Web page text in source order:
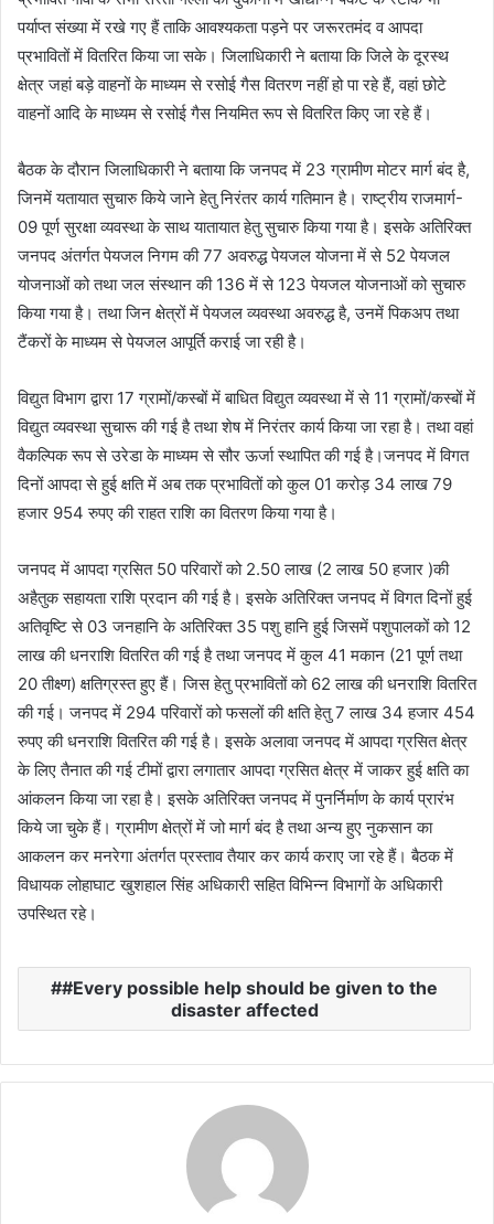
पर्याप्त संख्या में रखे गए हैं ताकि आवश्यकता पड़ने पर जरूरतमंद व आपदा
प्रभावितों में वितरित किया जा सके। जिलाधिकारी ने बताया कि जिले के दूरस्थ
क्षेत्र जहां बड़े वाहनों के माध्यम से रसोई गैस वितरण नहीं हो पा रहे हैं, वहां छोटे
वाहनों आदि के माध्यम से रसोई गैस नियमित रूप से वितरित किए जा रहे हैं।
बैठक के दौरान जिलाधिकारी ने बताया कि जनपद में 23 ग्रामीण मोटर मार्ग बंद है,
जिनमें यतायात सुचारु किये जाने हेतु निरंतर कार्य गतिमान है। राष्ट्रीय राजमार्ग-
09 पूर्ण सुरक्षा व्यवस्था के साथ यातायात हेतु सुचारु किया गया है। इसके अतिरिक्त
जनपद अंतर्गत पेयजल निगम की 77 अवरुद्ध पेयजल योजना में से 52 पेयजल
योजनाओं को तथा जल संस्थान की 136 में से 123 पेयजल योजनाओं को सुचारु
किया गया है। तथा जिन क्षेत्रों में पेयजल व्यवस्था अवरुद्ध है, उनमें पिकअप तथा
टैंकरों के माध्यम से पेयजल आपूर्ति कराई जा रही है।
विद्युत विभाग द्वारा 17 ग्रामों/कस्बों में बाधित विद्युत व्यवस्था में से 11 ग्रामों/कस्बों में
विद्युत व्यवस्था सुचारू की गई है तथा शेष में निरंतर कार्य किया जा रहा है। तथा वहां
वैकल्पिक रूप से उरेडा के माध्यम से सौर ऊर्जा स्थापित की गई है।जनपद में विगत
दिनों आपदा से हुई क्षति में अब तक प्रभावितों को कुल 01 करोड़ 34 लाख 79
हजार 954 रुपए की राहत राशि का वितरण किया गया है।
जनपद में आपदा ग्रसित 50 परिवारों को 2.50 लाख (2 लाख 50 हजार )की
अहैतुक सहायता राशि प्रदान की गई है। इसके अतिरिक्त जनपद में विगत दिनों हुई
अतिवृष्टि से 03 जनहानि के अतिरिक्त 35 पशु हानि हुई जिसमें पशुपालकों को 12
लाख की धनराशि वितरित की गई है तथा जनपद में कुल 41 मकान (21 पूर्ण तथा
20 तीक्ष्ण) क्षतिग्रस्त हुए हैं। जिस हेतु प्रभावितों को 62 लाख की धनराशि वितरित
की गई। जनपद में 294 परिवारों को फसलों की क्षति हेतु 7 लाख 34 हजार 454
रुपए की धनराशि वितरित की गई है। इसके अलावा जनपद में आपदा ग्रसित क्षेत्र
के लिए तैनात की गई टीमों द्वारा लगातार आपदा ग्रसित क्षेत्र में जाकर हुई क्षति का
आंकलन किया जा रहा है। इसके अतिरिक्त जनपद में पुनर्निर्माण के कार्य प्रारंभ
किये जा चुके हैं। ग्रामीण क्षेत्रों में जो मार्ग बंद है तथा अन्य हुए नुकसान का
आकलन कर मनरेगा अंतर्गत प्रस्ताव तैयार कर कार्य कराए जा रहे हैं। बैठक में
विधायक लोहाघाट खुशहाल सिंह अधिकारी सहित विभिन्न विभागों के अधिकारी
उपस्थित रहे।
#Every possible help should be given to the
disaster affected